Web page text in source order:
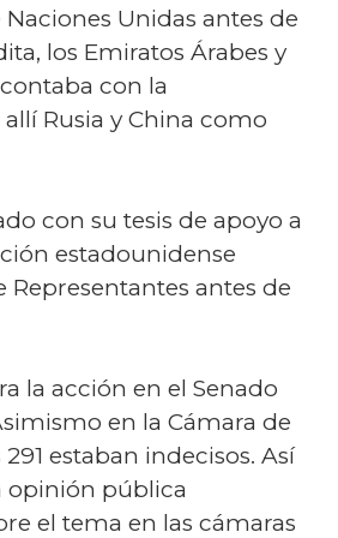
Unidas antes de
los Emiratos Árabes y
con la
Rusia y China como
con su tesis de apoyo a
estadounidense
antes de
la acción en el Senado
en la Cámara de
estaban indecisos. Así
opinión pública
el tema en las cámaras